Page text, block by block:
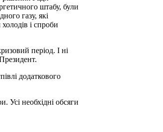
штабу, були
газу, які
і спроби
період. І ні
додаткового
Усі необхідні обсяги